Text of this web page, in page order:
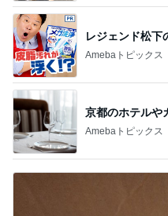
レジェンド松下
Amebaトピックス
京都のホテルや
Amebaトピックス